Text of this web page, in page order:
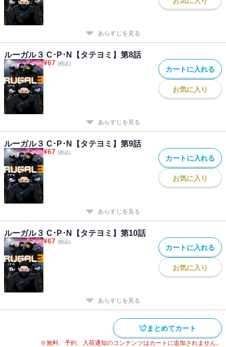
あらすじを見る
ルーガル３ C･P･N【タテヨミ】第8話
¥67 (税込)
カートに入れる
お気に入り
あらすじを見る
ルーガル３ C･P･N【タテヨミ】第9話
¥67 (税込)
カートに入れる
お気に入り
あらすじを見る
ルーガル３ C･P･N【タテヨミ】第10話
¥67 (税込)
カートに入れる
お気に入り
あらすじを見る
まとめてカート
※無料、予約、入荷通知のコンテンツはカートに追加されません。